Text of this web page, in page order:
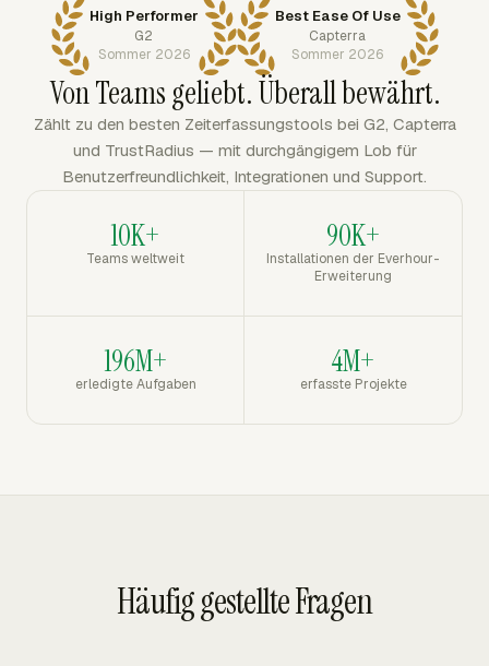
High Performer
G2
Sommer 2026
Best Ease Of Use
Capterra
Sommer 2026
Von Teams geliebt. Überall bewährt.
Zählt zu den besten Zeiterfassungstools bei G2, Capterra
und TrustRadius — mit durchgängigem Lob für
Benutzerfreundlichkeit, Integrationen und Support.
10K+
Teams weltweit
90K+
Installationen der Everhour-
Erweiterung
196M+
erledigte Aufgaben
4M+
erfasste Projekte
Häufig gestellte Fragen